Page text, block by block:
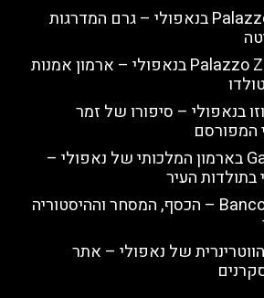
Palazzo dello Spagnolo בנאפולי – גרם המדרגות
Palazzo Zevallos Stigliano בנאפולי – ארמון אמנות
בנאפולי – סיפורו של זמר
המפורסם
Galleria del Tempo בארמון המלכותי של נאפולי –
העיר
מוזיאון Banco di Napoli – הכסף, המסחר וההיסטוריה
של נאפולי – אתר